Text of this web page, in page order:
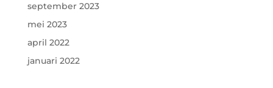
september 2023
mei 2023
april 2022
januari 2022